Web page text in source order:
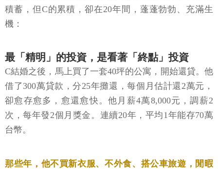
積蓄，但C的累積，卻在20年間，蓬蓬勃勃、充滿生
機：
最「精明」的投資，是看著「終點」投資
C結婚之後，馬上買了一套40坪的公寓，開始還貸。他
借了300萬貸款，分25年攤還，每個月估計還2萬元，
卻愈存愈多，愈還愈快。他月薪4萬8,000元，調薪2
次，每年發2個月獎金。連續20年，平均1年能存70萬
台幣。
那些年，他不買新衣服、不外食、搭公車旅遊，閒暇